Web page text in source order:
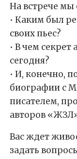
На встрече мы
• Каким был
своих пьес?
• В чем секрет
сегодня?
• И, конечно,
биографии с
писателем,
авторов
Вас ждет
задать